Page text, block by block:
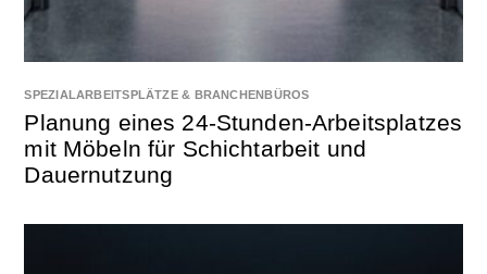
SPEZIALARBEITSPLÄTZE & BRANCHENBÜROS
Planung eines 24-Stunden-Arbeitsplatzes
mit Möbeln für Schichtarbeit und
Dauernutzung